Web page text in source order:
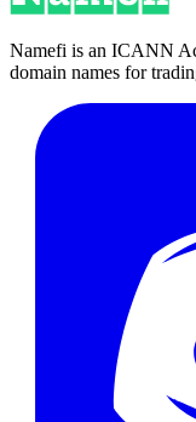
Namefi is an ICANN
domain names for